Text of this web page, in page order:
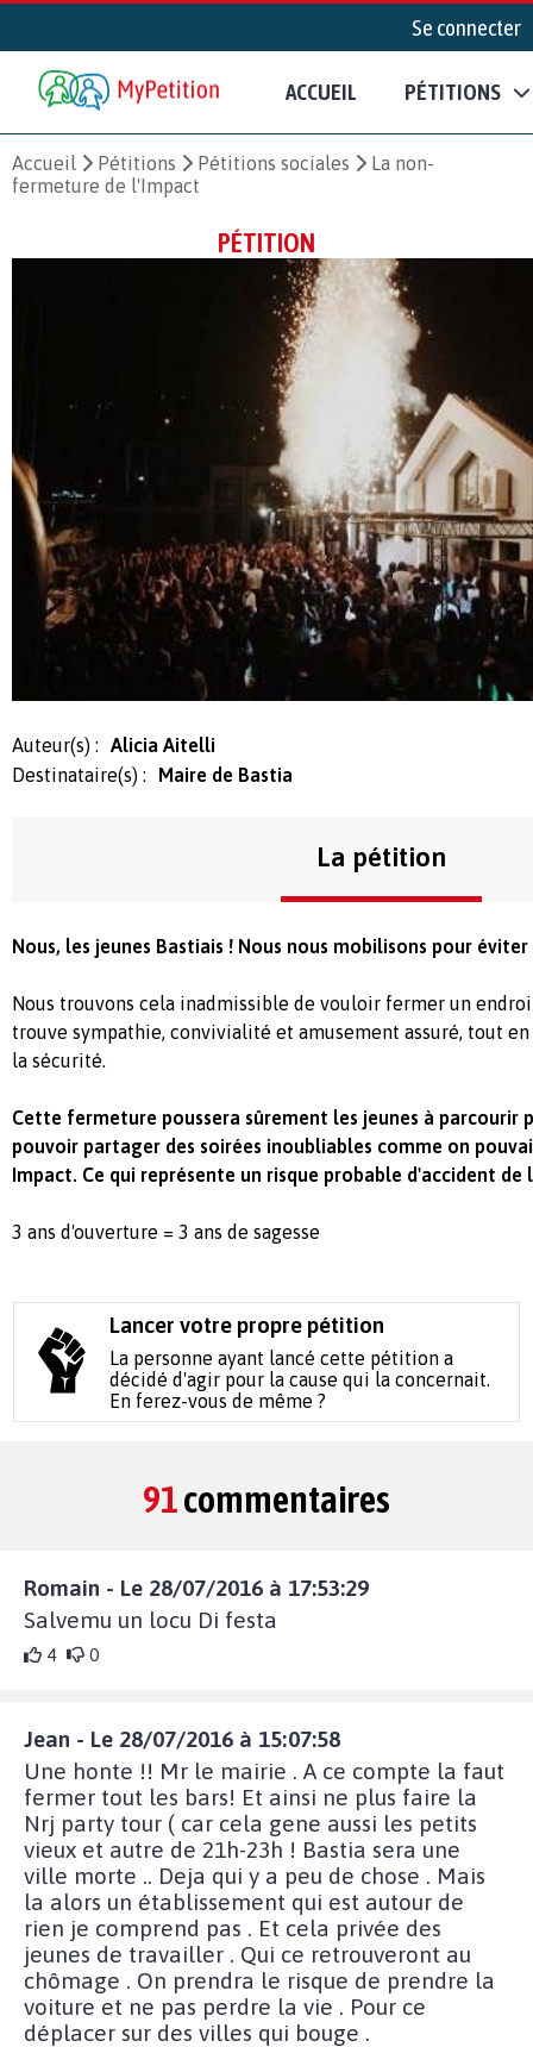
Se connecter
ACCUEIL PÉTITIONS
Accueil Pétitions Pétitions sociales
La non-
fermeture de l'Impact
PÉTITION
Auteur(s) :
Alicia Aitelli
Destinataire(s) :
Maire de Bastia
La pétition
Nous, les jeunes Bastiais ! Nous nous mobilisons pour
Nous trouvons cela inadmissible de vouloir fermer un
trouve sympathie, convivialité et amusement assuré, tout
la sécurité.
Cette fermeture poussera sûrement les jeunes à parcourir
pouvoir partager des soirées inoubliables comme on
Impact. Ce qui représente un risque probable d'accident
3 ans d'ouverture = 3 ans de sagesse
Lancer votre propre pétition
La personne ayant lancé cette pétition a
décidé d'agir pour la cause qui la concernait.
En ferez-vous de même ?
91commentaires
Romain - Le 28/07/2016 à 17:53:29
Salvemu un locu Di festa
4 0
Jean - Le 28/07/2016 à 15:07:58
Une honte !! Mr le mairie . A ce compte la faut
fermer tout les bars! Et ainsi ne plus faire la
Nrj party tour ( car cela gene aussi les petits
vieux et autre de 21h-23h ! Bastia sera une
ville morte .. Deja qui y a peu de chose . Mais
la alors un établissement qui est autour de
rien je comprend pas . Et cela privée des
jeunes de travailler . Qui ce retrouveront au
chômage . On prendra le risque de prendre la
voiture et ne pas perdre la vie . Pour ce
déplacer sur des villes qui bouge .